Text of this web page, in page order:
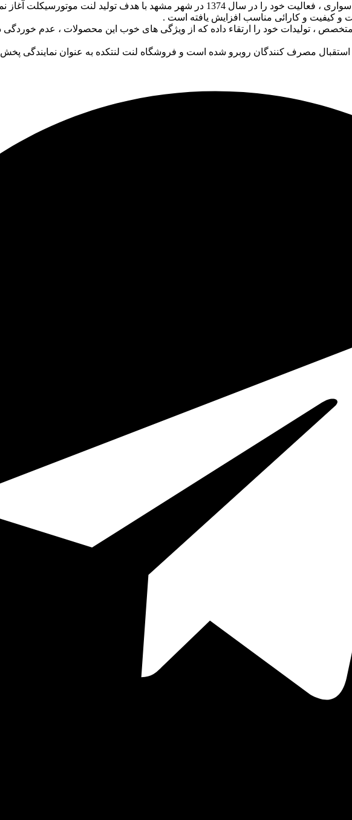
لنت لومار ، تولید کننده انواع لنت ترمز دیسکی و کفشکی خودروهای سواری ، فعالیت خود را در سال
و کیفیت و کارائی مناسب افزایش یافته است .
متخصص ، تولیدات خود را ارتقاء داده که از ویژگی های خوب این محصولات ، عدم
با استقبال مصرف کنندگان روبرو شده است و فروشگاه لنت لنتکده به عنوان